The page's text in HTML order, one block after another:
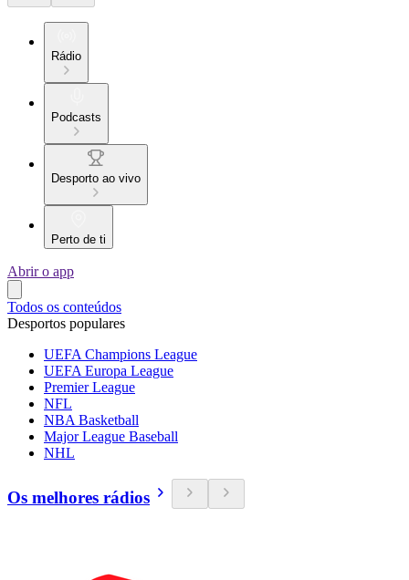
Rádio
Podcasts
Desporto ao vivo
Perto de ti
Abrir o app
Todos os conteúdos
Desportos populares
UEFA Champions League
UEFA Europa League
Premier League
NFL
NBA Basketball
Major League Baseball
NHL
Os melhores rádios